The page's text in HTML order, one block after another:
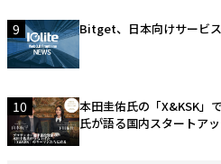
9 Bitget、日本向けサービ
10
本田圭佑氏の「X&KSK」
氏が語る国内スタートア